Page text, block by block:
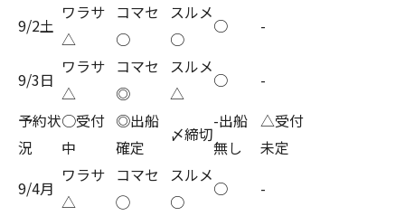
9/2土
ワラサ
△
コマセ
○
スルメ
○
○ -
9/3日
ワラサ
△
コマセ
◎
スルメ
△
○
-
予約状
況
○受付
中
◎出船
確定
〆締切
-出船
無し
△受付
未定
9/4月
ワラサ
△
コマセ
◯
スルメ
○
○ -